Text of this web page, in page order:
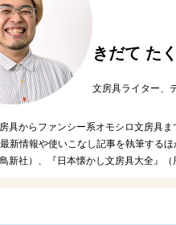
きだて たく
文房具ライター、
具からファンシー系オモシロ文房具
新情報や使いこなし記事を執筆する
新社）、『日本懐かし文房具大全』（